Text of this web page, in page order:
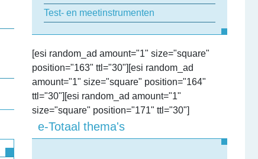
Test- en meetinstrumenten
[esi random_ad amount="1" size="square"
position="163" ttl="30"][esi random_ad
amount="1" size="square" position="164"
ttl="30"][esi random_ad amount="1"
size="square" position="171" ttl="30"]
e-Totaal thema's